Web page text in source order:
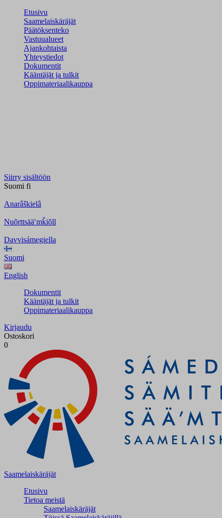
Etusivu
Saamelaiskäräjät
Päätöksenteko
Vastuualueet
Ajankohtaista
Yhteystiedot
Dokumentit
Kääntäjät ja tulkit
Oppimateriaalikauppa
Siirry sisältöön
Suomi fi
Anarâškielâ
Nuõrttsääʹmǩiõll
Davvisámegiella
Suomi
English
Dokumentit
Kääntäjät ja tulkit
Oppimateriaalikauppa
Kirjaudu
Ostoskori
0
Saamelaiskäräjät
Etusivu
Tietoa meistä
Saamelaiskäräjät